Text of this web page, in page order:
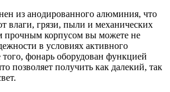
из анодированного алюминия, что
влаги, грязи, пыли и механических
прочным корпусом вы можете не
в условиях активного
фонарь оборудован функцией
позволяет получить как далекий, так